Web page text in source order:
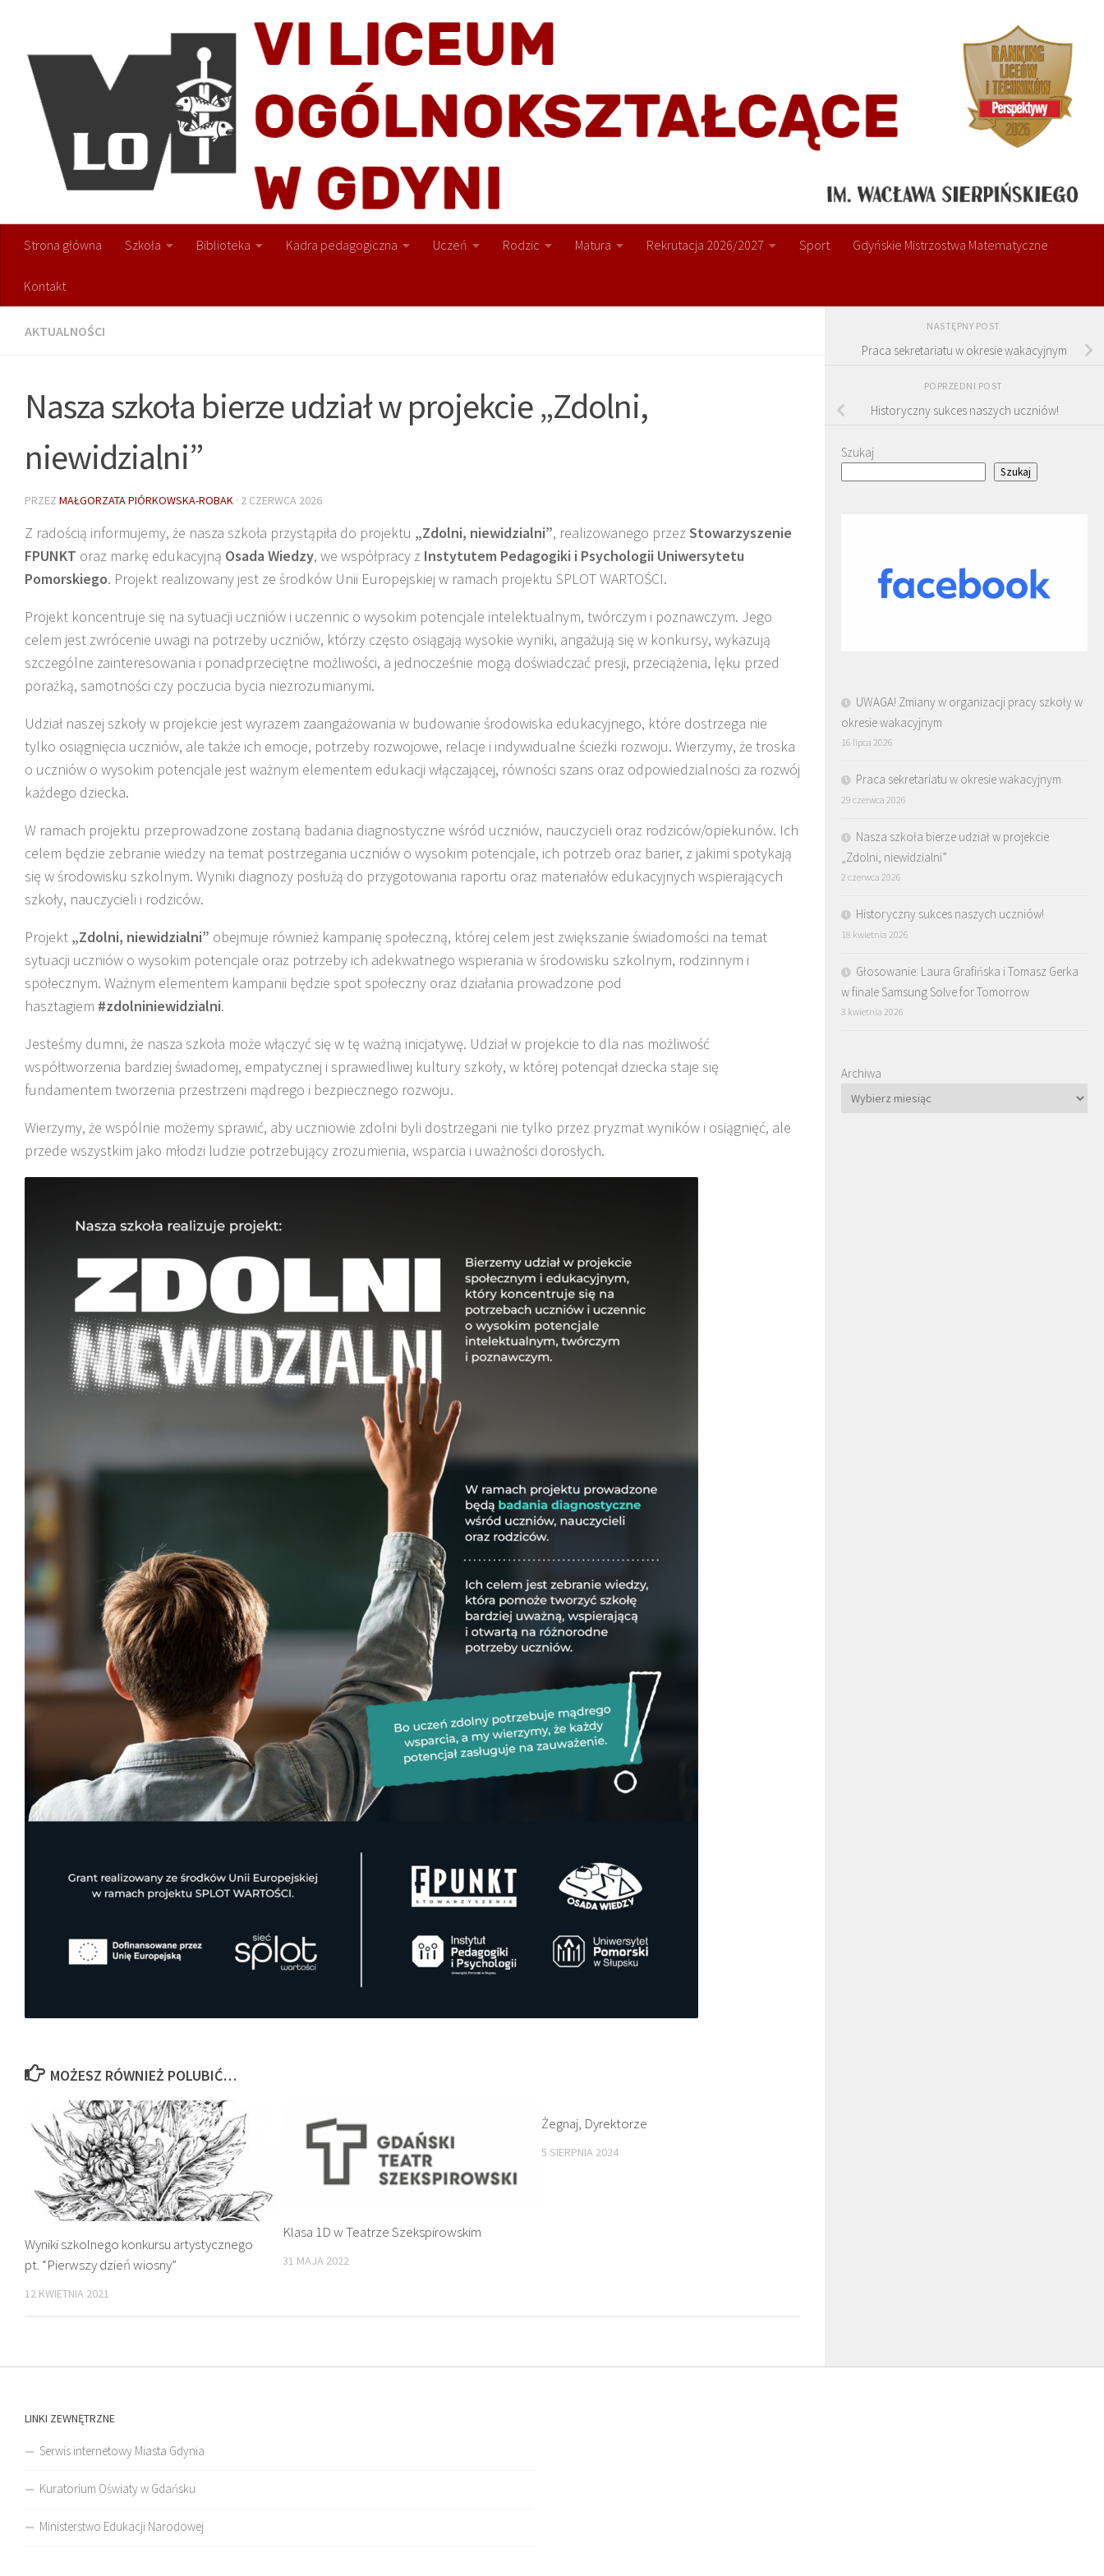
Strona główna Szkoła Biblioteka Kadra pedagogiczna Uczeń Rodzic Matura Rekrutacja 2026/2027 Sport Gdyńskie Mistrzostwa Matematyczne
Kontakt
AKTUALNOŚCI
Nasza szkoła bierze udział w projekcie „Zdolni,
niewidzialni”
PRZEZ MAŁGORZATA PIÓRKOWSKA-ROBAK · 2 CZERWCA 2026
Z radością informujemy, że nasza szkoła przystąpiła do projektu „Zdolni, niewidzialni”, realizowanego przez Stowarzyszenie
FPUNKT oraz markę edukacyjną Osada Wiedzy, we współpracy z Instytutem Pedagogiki i Psychologii Uniwersytetu
Pomorskiego. Projekt realizowany jest ze środków Unii Europejskiej w ramach projektu SPLOT WARTOŚCI.
Projekt koncentruje się na sytuacji uczniów i uczennic o wysokim potencjale intelektualnym, twórczym i poznawczym. Jego
celem jest zwrócenie uwagi na potrzeby uczniów, którzy często osiągają wysokie wyniki, angażują się w konkursy, wykazują
szczególne zainteresowania i ponadprzeciętne możliwości, a jednocześnie mogą doświadczać presji, przeciążenia, lęku przed
porażką, samotności czy poczucia bycia niezrozumianymi.
Udział naszej szkoły w projekcie jest wyrazem zaangażowania w budowanie środowiska edukacyjnego, które dostrzega nie
tylko osiągnięcia uczniów, ale także ich emocje, potrzeby rozwojowe, relacje i indywidualne ścieżki rozwoju. Wierzymy, że troska
o uczniów o wysokim potencjale jest ważnym elementem edukacji włączającej, równości szans oraz odpowiedzialności za rozwój
każdego dziecka.
W ramach projektu przeprowadzone zostaną badania diagnostyczne wśród uczniów, nauczycieli oraz rodziców/opiekunów. Ich
celem będzie zebranie wiedzy na temat postrzegania uczniów o wysokim potencjale, ich potrzeb oraz barier, z jakimi spotykają
się w środowisku szkolnym. Wyniki diagnozy posłużą do przygotowania raportu oraz materiałów edukacyjnych wspierających
szkoły, nauczycieli i rodziców.
Projekt „Zdolni, niewidzialni” obejmuje również kampanię społeczną, której celem jest zwiększanie świadomości na temat
sytuacji uczniów o wysokim potencjale oraz potrzeby ich adekwatnego wspierania w środowisku szkolnym, rodzinnym i
społecznym. Ważnym elementem kampanii będzie spot społeczny oraz działania prowadzone pod
hasztagiem #zdolniniewidzialni.
Jesteśmy dumni, że nasza szkoła może włączyć się w tę ważną inicjatywę. Udział w projekcie to dla nas możliwość
współtworzenia bardziej świadomej, empatycznej i sprawiedliwej kultury szkoły, w której potencjał dziecka staje się
fundamentem tworzenia przestrzeni mądrego i bezpiecznego rozwoju.
Wierzymy, że wspólnie możemy sprawić, aby uczniowie zdolni byli dostrzegani nie tylko przez pryzmat wyników i osiągnięć, ale
przede wszystkim jako młodzi ludzie potrzebujący zrozumienia, wsparcia i uważności dorosłych.
MOŻESZ RÓWNIEŻ POLUBIĆ…
Wyniki szkolnego konkursu artystycznego
pt. “Pierwszy dzień wiosny”
12 KWIETNIA 2021
Klasa 1D w Teatrze Szekspirowskim
31 MAJA 2022
Żegnaj, Dyrektorze
5 SIERPNIA 2024
NASTĘPNY POST
Praca sekretariatu w okresie wakacyjnym
POPRZEDNI POST
Historyczny sukces naszych uczniów!
Szukaj
Szukaj
UWAGA! Zmiany w organizacji pracy szkoły w
okresie wakacyjnym
16 lipca 2026
Praca sekretariatu w okresie wakacyjnym
29 czerwca 2026
Nasza szkoła bierze udział w projekcie
„Zdolni, niewidzialni”
2 czerwca 2026
Historyczny sukces naszych uczniów!
18 kwietnia 2026
Głosowanie: Laura Grafińska i Tomasz Gerka
w finale Samsung Solve for Tomorrow
3 kwietnia 2026
Archiwa
LINKI ZEWNĘTRZNE
Serwis internetowy Miasta Gdynia
Kuratorium Oświaty w Gdańsku
Ministerstwo Edukacji Narodowej